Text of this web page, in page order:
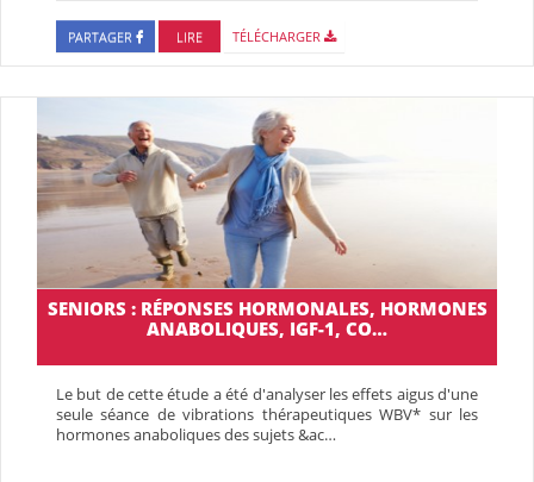
PARTAGER LIRE TÉLÉCHARGER
SENIORS : RÉPONSES HORMONALES, HORMONES
ANABOLIQUES, IGF-1, CO…
Le but de cette étude a été d'analyser les effets aigus d'une
seule séance de vibrations thérapeutiques WBV* sur les
hormones anaboliques des sujets &ac…